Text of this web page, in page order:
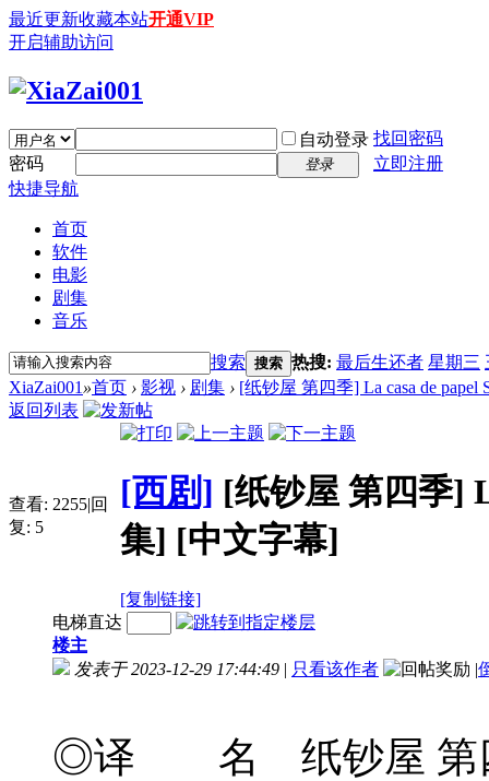
最近更新收藏本站开通VIP
开启辅助访问
自动登录 找回密码
密码
登录
立即注册
快捷导航
首页
软件
电影
剧集
音乐
搜索 搜索 热搜: 最后生还者 星期三
XiaZai001 »首页 › 影视 › 剧集 › [纸钞屋 第四季] La casa de papel
返回列表
查看: 2255|回
复: 5
[西剧] [纸钞屋 第四季]
集] [中文字幕]
[复制链接]
电梯直达
楼主
发表于 2023-12-29 17:44:49 | 只看该作者 |
◎译 名 纸钞屋 第四季